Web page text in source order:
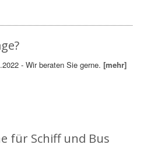
- Wir beraten Sie gerne.[mehr]
für Schiff und Bus